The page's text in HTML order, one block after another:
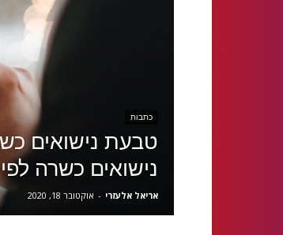
כתבות
טבעת נישואים
נישואים כשרה
אריאל אלעזרי - אוקטובר 18, 2020